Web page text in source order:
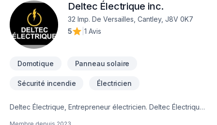
électriques, pensez VOLTMAX.Visiter notre site internet ici au
www.voltmax.ca
Deltec Électrique inc.
32 Imp. De Versailles, Cantley, J8V 0K7
5
1 Avis
Domotique Panneau solaire
Sécurité incendie Électricien
Deltec Électrique, Entrepreneur électricien. Deltec Électrique